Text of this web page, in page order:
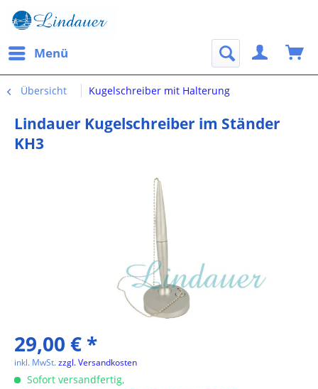
Menü
Übersicht Kugelschreiber mit Halterung
Lindauer Kugelschreiber im Ständer
KH3
29,00 € *
inkl. MwSt.zzgl. Versandkosten
Sofort versandfertig,